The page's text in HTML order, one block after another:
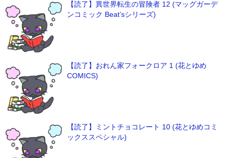
【読了】異世界転生の冒険者 12 (マッグガーデ
ンコミック Beat’sシリーズ)
【読了】おれん家フォークロア 1 (花とゆめ
COMICS)
【読了】ミントチョコレート 10 (花とゆめコミ
ックススペシャル)